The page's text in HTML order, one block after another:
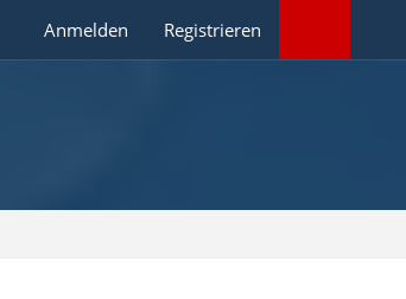
Anmelden Registrieren